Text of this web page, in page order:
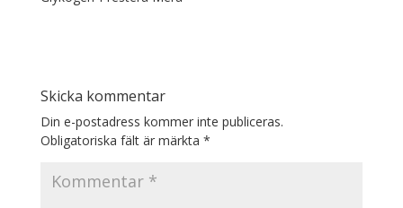
Skicka kommentar
Din e-postadress kommer inte publiceras.
Obligatoriska fält är märkta *